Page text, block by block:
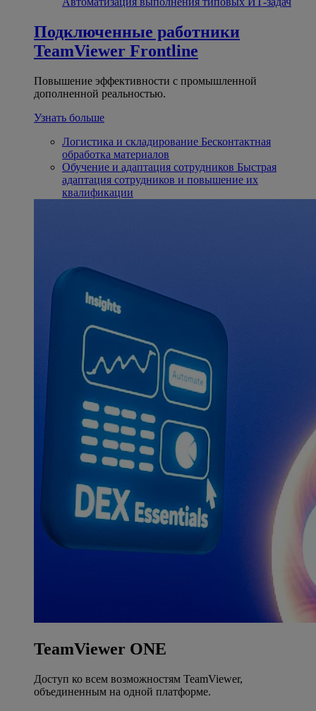
Подключенные работники
TeamViewer Frontline
Повышение эффективности с промышленной
дополненной реальностью.
Узнать больше
Логистика и складирование Бесконтактная
обработка материалов
Обучение и адаптация сотрудников Быстрая
адаптация сотрудников и повышение их
квалификации
TeamViewer ONE
Доступ ко всем возможностям TeamViewer,
объединенным на одной платформе.